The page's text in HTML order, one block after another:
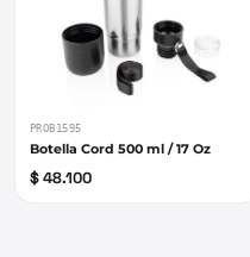
PROB1595
Botella Cord 500 ml / 17 Oz
$ 48.100